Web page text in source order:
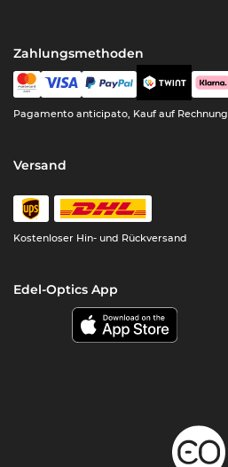
Zahlungsmethoden
Pagamento anticipato, Kauf auf Rechnung
Versand
Kostenloser Hin- und Rückversand
Edel-Optics App